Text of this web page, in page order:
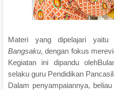
Materi yang dipelajari yaitu
Bangsaku, dengan fokus
Kegiatan ini dipandu
selaku guru Pendidikan
Dalam penyampaiannya,